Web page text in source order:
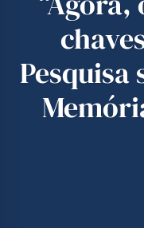
Pesquisa